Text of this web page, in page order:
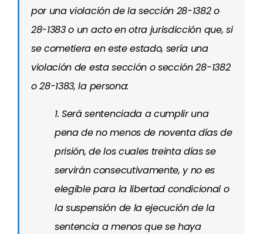
por una violación de la sección 28-1382 o
28-1383 o un acto en otra jurisdicción que, si
se cometiera en este estado, sería una
violación de esta sección o sección 28-1382
o 28-1383, la persona:
1. Será sentenciada a cumplir una
pena de no menos de noventa días de
prisión, de los cuales treinta días se
servirán consecutivamente, y no es
elegible para la libertad condicional o
la suspensión de la ejecución de la
sentencia a menos que se haya